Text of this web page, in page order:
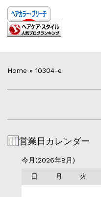
Home » 10304-e
営業日カレンダー
今月(2026年8月)
日 月 火